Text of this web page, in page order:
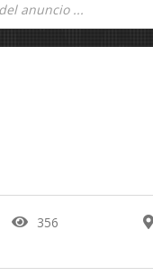
356